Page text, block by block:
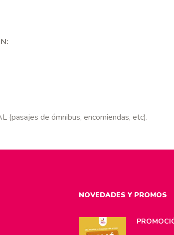
(pasajes de ómnibus, encomiendas, etc).
NOVEDADES Y PROMOS